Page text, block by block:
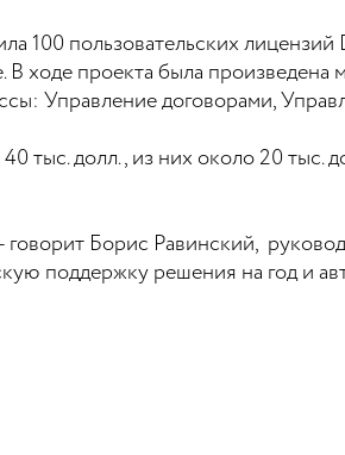
100 пользовательских
В ходе проекта была
Управление договорами,
тыс. долл., из них около 20 тыс.
Борис Равинский,
поддержку решения на год и